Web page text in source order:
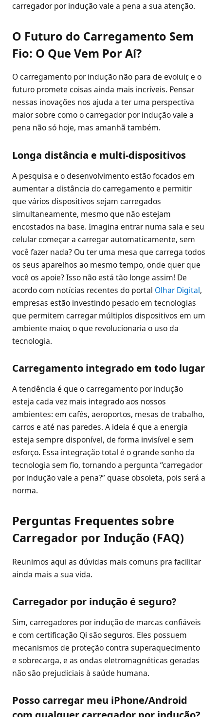
carregador por indução vale a pena a sua atenção.
O Futuro do Carregamento Sem
Fio: O Que Vem Por Aí?
O carregamento por indução não para de evoluir, e o
futuro promete coisas ainda mais incríveis. Pensar
nessas inovações nos ajuda a ter uma perspectiva
maior sobre como o carregador por indução vale a
pena não só hoje, mas amanhã também.
Longa distância e multi-dispositivos
A pesquisa e o desenvolvimento estão focados em
aumentar a distância do carregamento e permitir
que vários dispositivos sejam carregados
simultaneamente, mesmo que não estejam
encostados na base. Imagina entrar numa sala e seu
celular começar a carregar automaticamente, sem
você fazer nada? Ou ter uma mesa que carrega todos
os seus aparelhos ao mesmo tempo, onde quer que
você os apoie? Isso não está tão longe assim! De
acordo com notícias recentes do portal Olhar Digital,
empresas estão investindo pesado em tecnologias
que permitem carregar múltiplos dispositivos em um
ambiente maior, o que revolucionaria o uso da
tecnologia.
Carregamento integrado em todo lugar
A tendência é que o carregamento por indução
esteja cada vez mais integrado aos nossos
ambientes: em cafés, aeroportos, mesas de trabalho,
carros e até nas paredes. A ideia é que a energia
esteja sempre disponível, de forma invisível e sem
esforço. Essa integração total é o grande sonho da
tecnologia sem fio, tornando a pergunta “carregador
por indução vale a pena?” quase obsoleta, pois será a
norma.
Perguntas Frequentes sobre
Carregador por Indução (FAQ)
Reunimos aqui as dúvidas mais comuns pra facilitar
ainda mais a sua vida.
Carregador por indução é seguro?
Sim, carregadores por indução de marcas confiáveis
e com certificação Qi são seguros. Eles possuem
mecanismos de proteção contra superaquecimento
e sobrecarga, e as ondas eletromagnéticas geradas
não são prejudiciais à saúde humana.
Posso carregar meu iPhone/Android